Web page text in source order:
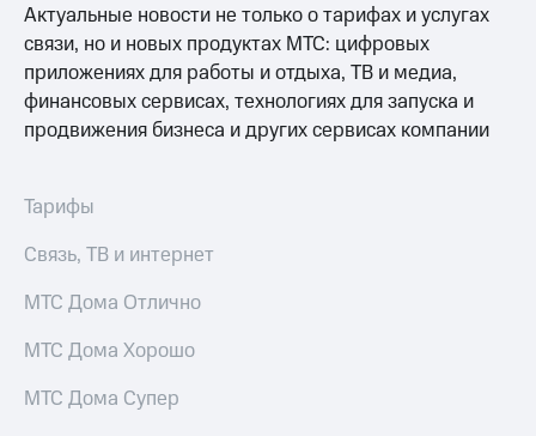
Актуальные новости не только о тарифах и услугах
связи, но и новых продуктах МТС: цифровых
приложениях для работы и отдыха, ТВ и медиа,
финансовых сервисах, технологиях для запуска и
продвижения бизнеса и других сервисах компании
Тарифы
Связь, ТВ и интернет
МТС Дома Отлично
МТС Дома Хорошо
МТС Дома Супер